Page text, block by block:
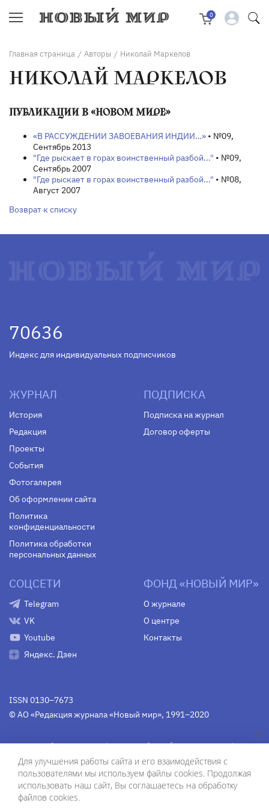
0
Главная страница / Авторы / Николай Маркелов
НИКОЛАЙ МАРКЕЛОВ
ПУБЛИКАЦИИ В «НОВОМ МИРЕ»
«В РАССУЖДЕНИИ ЗАВОЕВАНИЯ ИНДИИ…» • №09,
Сентябрь 2013
"Где рыскает в горах воинственный разбой..." • №09,
Сентябрь 2007
"Где рыскает в горах воинственный разбой..." • №08,
Август 2007
Возврат к списку
70636
Индекс для индивидуальных подписчиков
ЖУРНАЛ
История
Редакция
Проекты
События
Фотогалерея
Об оформлении сайта
Политика
конфиденциальности
Политика обработки
персональных данных
ПОДПИСКА
Подписка на журнал
Договор оферты
СОЦСЕТИ
Telegram
VK
Youtube
Яндекс. Дзен
ФОНД «НОВЫЙ МИР»
О журнале
О центре
Контакты
ISSN 0130–7673
© АО «Редакция журнала «Новый мир», 1991–2020
Свидетельство Федеральной службы по надзору в сфере
коммуникаций средства массовой информации
(Роскомнадзор)ПИ № Фс 77-75754 от 13 июня 2019 г.
Для улучшения работы сайта и его взаимодействия с
пользователями мы используем файлы cookies. Продолжая
использовать наш сайт, Вы соглашаетесь на обработку
файлов cookies.